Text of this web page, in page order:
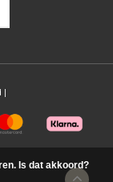
|
Is dat akkoord?